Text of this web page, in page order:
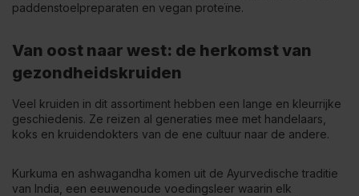
paddenstoelpreparaten en vegan proteïne.
Van oost naar west: de herkomst van
gezondheidskruiden
Veel kruiden in dit assortiment hebben een lange en kleurrijke
geschiedenis. Ze reizen al generaties mee met handelaars,
koks en kruidendokters van de ene cultuur naar de andere.
Kurkuma en ashwagandha komen uit de Ayurvedische traditie
van India, een eeuwenoude voedingsleer waarin elk